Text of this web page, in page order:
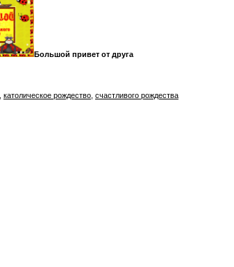
Большой привет от друга
католическое рождество счастливого рождества